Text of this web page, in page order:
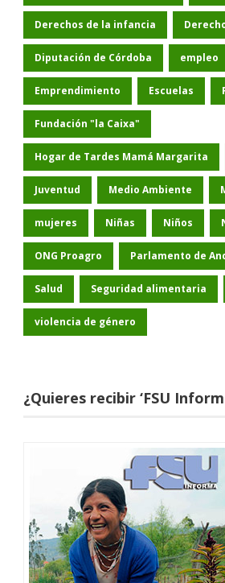
Derechos de la infancia
Diputación de Córdoba empleo
Emprendimiento Escuelas
Fundación "la Caixa"
Hogar de Tardes Mamá Margarita
Juventud Medio Ambiente
mujeres Niñas Niños
ONG Proagro Parlamento de
Salud Seguridad alimentaria
violencia de género
¿Quieres recibir ‘FSU